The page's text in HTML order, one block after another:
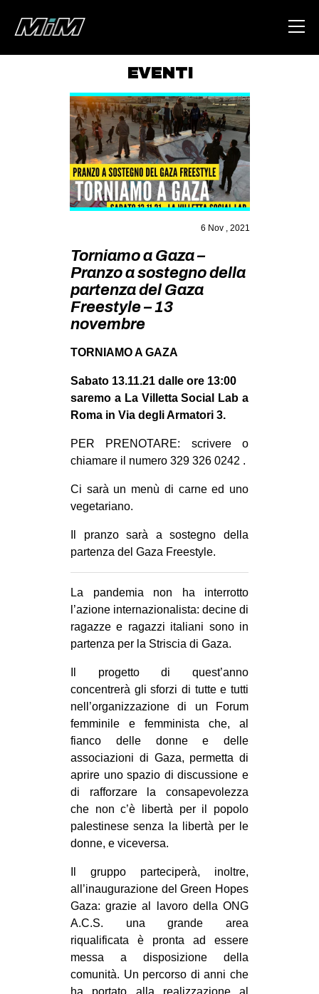
ABOUT
AREA
DEGENERAZIONE
GAZA FREESTYLE
CSOA LAMBRETTA
MSM
STUDENTI TSUNAMI
ZAM
MILANO
MOBILITAZIONI
SPAZI
SPORT POPOLARE
AMBIENTE
DIRITTO ALL’ABITARE
MIGRAZIONI
PRECARIATO
REPRESSIONE
STUDENTI
ARTE
CINEMA
MANIFESTI
RECENSIONI
INTERNAZIONALE
AFRICA
ESTREMO ORIENTE
EUROPA
MEDIO ORIENTE
MONDO
EVENTI
EVENTI
6 Nov , 2021
Torniamo a Gaza –
Pranzo a sostegno della
partenza del Gaza
Freestyle – 13
novembre
TORNIAMO A GAZA
Sabato 13.11.21 dalle ore 13:00
saremo a La Villetta Social Lab a
Roma in Via degli Armatori 3.
PER PRENOTARE: scrivere o
chiamare il numero 329 326 0242 .
Ci sarà un menù di carne ed uno
vegetariano.
Il pranzo sarà a sostegno della
partenza del Gaza Freestyle.
La pandemia non ha interrotto
l’azione internazionalista: decine di
ragazze e ragazzi italiani sono in
partenza per la Striscia di Gaza.
Il progetto di quest’anno
concentrerà gli sforzi di tutte e tutti
nell’organizzazione di un Forum
femminile e femminista che, al
fianco delle donne e delle
associazioni di Gaza, permetta di
aprire uno spazio di discussione e
di rafforzare la consapevolezza
che non c’è libertà per il popolo
palestinese senza la libertà per le
donne, e viceversa.
Il gruppo parteciperà, inoltre,
all’inaugurazione del Green Hopes
Gaza: grazie al lavoro della ONG
A.C.S. una grande area
riqualificata è pronta ad essere
messa a disposizione della
comunità. Un percorso di anni che
ha portato alla realizzazione al